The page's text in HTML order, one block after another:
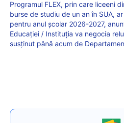
Programul FLEX, prin care liceeni
burse de studiu de un an în SUA,
pentru anul școlar 2026-2027,
Educației / Instituția va negocia
susținut până acum de